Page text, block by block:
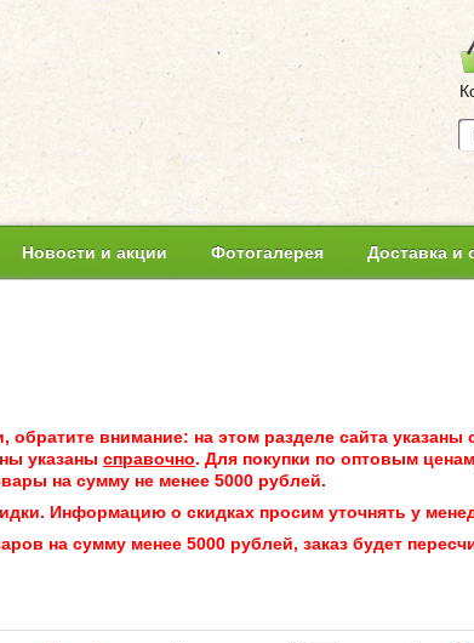
Новости и акции Фотогалерея Доставка и
обратите внимание: на этом разделе сайта
указаны справочно. Для покупки по оптовым
на сумму не менее 5000 рублей.
Информацию о скидках просим уточнять у
на сумму менее 5000 рублей, заказ будет